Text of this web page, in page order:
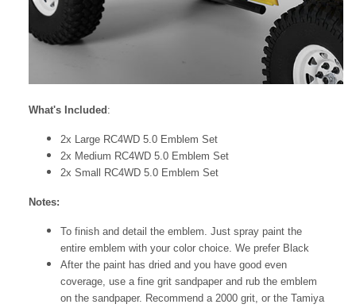
What's Included :
2x Large RC4WD 5.0 Emblem Set
2x Medium RC4WD 5.0 Emblem Set
2x Small
RC4WD 5.0 Emblem Set
Notes:
To finish and detail the emblem. Just spray paint the
entire emblem with your color choice. We prefer Black
After the paint has dried and you have good even
coverage, use a fine grit sandpaper and rub the emblem
on the sandpaper. Recommend a 2000 grit, or the Tamiya